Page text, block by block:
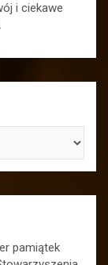
i ciekawe
pamiątek